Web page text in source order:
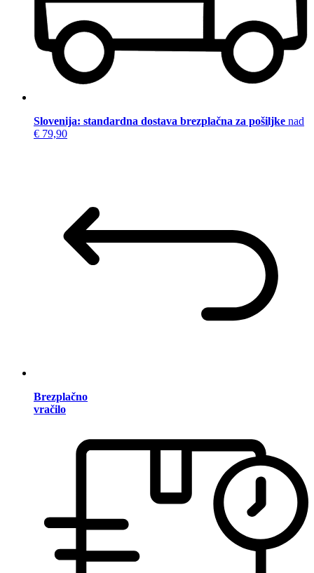
Slovenija: standardna dostava brezplačna za pošiljke nad
€ 79,90
Brezplačno
vračilo